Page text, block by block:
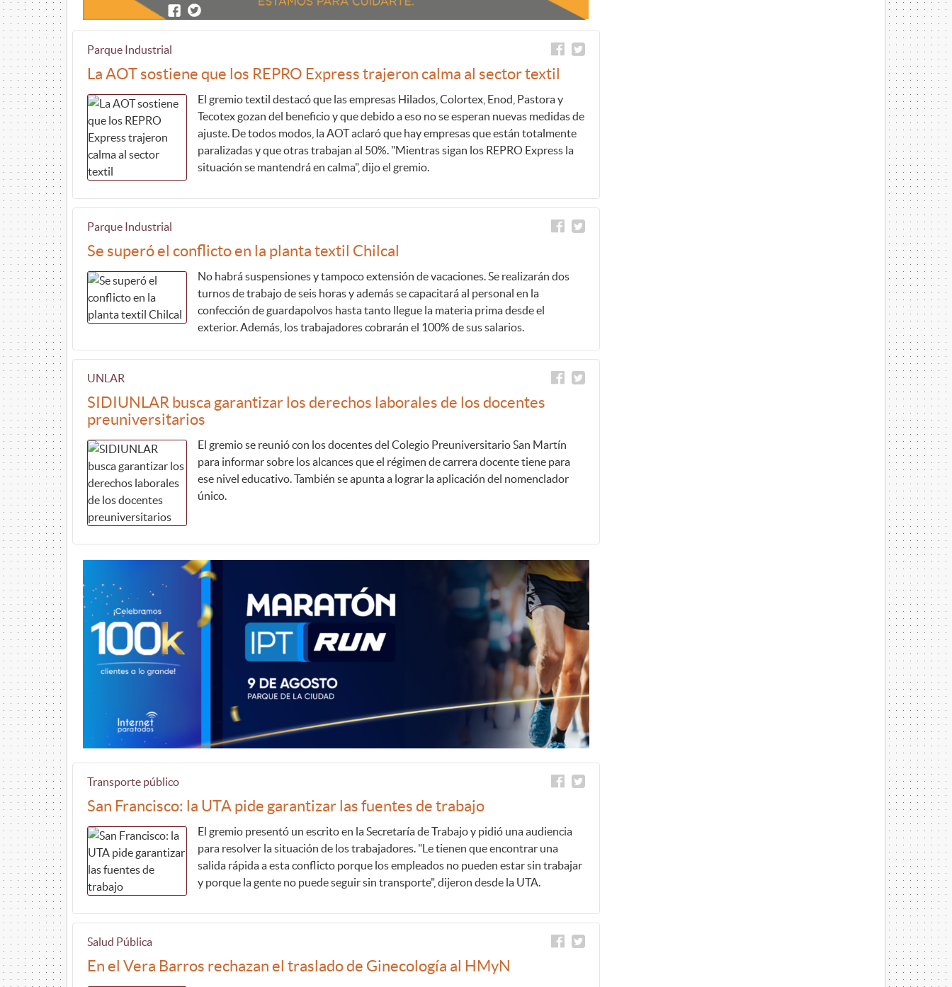
Parque Industrial
La AOT sostiene que los REPRO Express trajeron calma al sector textil
El gremio textil destacó que las empresas Hilados, Colortex, Enod, Pastora y
Tecotex gozan del beneficio y que debido a eso no se esperan nuevas medidas de
ajuste. De todos modos, la AOT aclaró que hay empresas que están totalmente
paralizadas y que otras trabajan al 50%. "Mientras sigan los REPRO Express la
situación se mantendrá en calma", dijo el gremio.
Parque Industrial
Se superó el conflicto en la planta textil Chilcal
No habrá suspensiones y tampoco extensión de vacaciones. Se realizarán dos
turnos de trabajo de seis horas y además se capacitará al personal en la
confección de guardapolvos hasta tanto llegue la materia prima desde el
exterior. Además, los trabajadores cobrarán el 100% de sus salarios.
UNLAR
SIDIUNLAR busca garantizar los derechos laborales de los docentes
preuniversitarios
El gremio se reunió con los docentes del Colegio Preuniversitario San Martín
para informar sobre los alcances que el régimen de carrera docente tiene para
ese nivel educativo. También se apunta a lograr la aplicación del nomenclador
único.
Transporte público
San Francisco: la UTA pide garantizar las fuentes de trabajo
El gremio presentó un escrito en la Secretaría de Trabajo y pidió una audiencia
para resolver la situación de los trabajadores. "Le tienen que encontrar una
salida rápida a esta conflicto porque los empleados no pueden estar sin trabajar
y porque la gente no puede seguir sin transporte", dijeron desde la UTA.
Salud Pública
En el Vera Barros rechazan el traslado de Ginecología al HMyN